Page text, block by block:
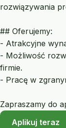
rozwiązywania
## Oferujemy:
- Atrakcyjne
- Możliwość
firmie.
- Pracę w
Zapraszamy do
Aplikuj teraz